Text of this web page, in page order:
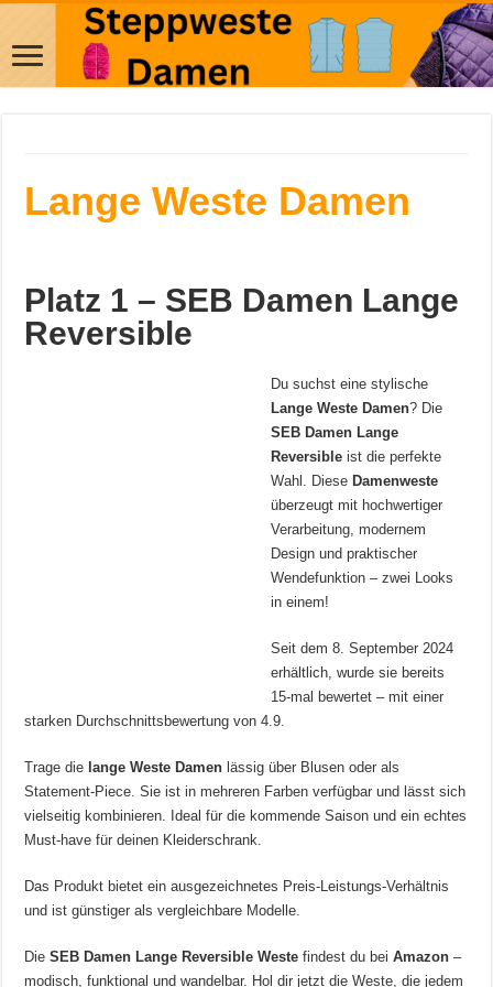
Lange Weste Damen
Platz 1 – SEB Damen Lange
Reversible
Du suchst eine stylische
Lange Weste Damen? Die
SEB Damen Lange
Reversible ist die perfekte
Wahl. Diese Damenweste
überzeugt mit hochwertiger
Verarbeitung, modernem
Design und praktischer
Wendefunktion – zwei Looks
in einem!
Seit dem 8. September 2024
erhältlich, wurde sie bereits
15-mal bewertet – mit einer
starken Durchschnittsbewertung von 4.9.
Trage die lange Weste Damen lässig über Blusen oder als
Statement-Piece. Sie ist in mehreren Farben verfügbar und lässt sich
vielseitig kombinieren. Ideal für die kommende Saison und ein echtes
Must-have für deinen Kleiderschrank.
Das Produkt bietet ein ausgezeichnetes Preis-Leistungs-Verhältnis
und ist günstiger als vergleichbare Modelle.
DieSEB Damen Lange Reversible Weste findest du beiAmazon –
modisch, funktional und wandelbar. Hol dir jetzt die Weste, die jedem